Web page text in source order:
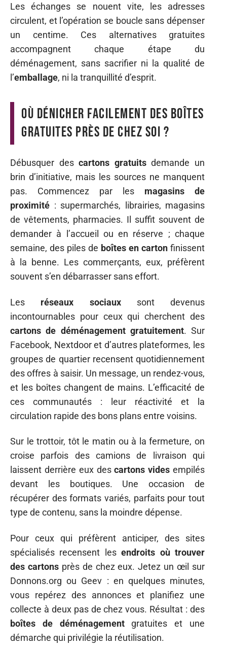
Les échanges se nouent vite, les adresses
circulent, et l’opération se boucle sans dépenser
un centime. Ces alternatives gratuites
accompagnent chaque étape du
déménagement, sans sacrifier ni la qualité de
l’emballage, ni la tranquillité d’esprit.
Où dénicher facilement des boîtes
gratuites près de chez soi ?
Débusquer descartons gratuitsdemande un
brin d’initiative, mais les sources ne manquent
pas. Commencez par les magasins de
proximité : supermarchés, librairies, magasins
de vêtements, pharmacies. Il suffit souvent de
demander à l’accueil ou en réserve ; chaque
semaine, des piles de boîtes en carton finissent
à la benne. Les commerçants, eux, préfèrent
souvent s’en débarrasser sans effort.
Les réseaux sociauxsont devenus
incontournables pour ceux qui cherchent des
cartons de déménagement gratuitement. Sur
Facebook, Nextdoor et d’autres plateformes, les
groupes de quartier recensent quotidiennement
des offres à saisir. Un message, un rendez-vous,
et les boîtes changent de mains. L’efficacité de
ces communautés : leur réactivité et la
circulation rapide des bons plans entre voisins.
Sur le trottoir, tôt le matin ou à la fermeture, on
croise parfois des camions de livraison qui
laissent derrière eux descartons vides empilés
devant les boutiques. Une occasion de
récupérer des formats variés, parfaits pour tout
type de contenu, sans la moindre dépense.
Pour ceux qui préfèrent anticiper, des sites
spécialisés recensent lesendroits où trouver
des cartonsprès de chez eux. Jetez un œil sur
Donnons.org ou Geev : en quelques minutes,
vous repérez des annonces et planifiez une
collecte à deux pas de chez vous. Résultat : des
boîtes de déménagementgratuites et une
démarche qui privilégie la réutilisation.